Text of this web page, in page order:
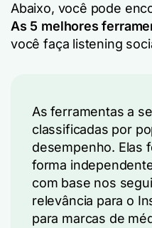
Abaixo, você pode
As 5 melhores
você faça listening
As ferramentas a
classificadas por
desempenho. Elas
forma
com base nos
relevância para o
para marcas de